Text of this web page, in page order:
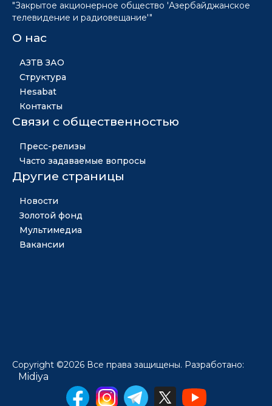
"Закрытое акционерное общество 'Азербайджанское
телевидение и радиовещание'"
О нас
АЗТВ ЗАО
Структура
Hesabat
Контакты
Связи с общественностью
Пресс-релизы
Часто задаваемые вопросы
Другие страницы
Новости
Золотой фонд
Мультимедиа
Вакансии
Copyright ©2026 Все права защищены. Разработано:
Midiya